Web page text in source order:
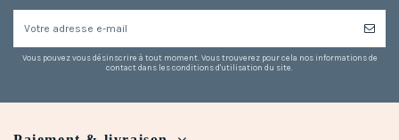
Vous pouvez vous désinscrire à tout moment. Vous trouverez pour cela nos informations de
contact dans les conditions d'utilisation du site.